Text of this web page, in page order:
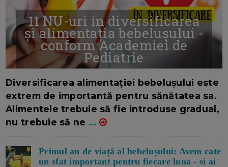
11 NU-uri in diversificarea
și alimentația bebelușului -
conform Academiei de
Pediatrie
Diversificarea alimentației bebelușului este
extrem de importantă pentru sănătatea sa.
Alimentele trebuie să fie introduse gradual,
nu trebuie să ne ...
Primul an de viață al bebelușului: Avem cate
un sfat important pentru fiecare luna - si ai